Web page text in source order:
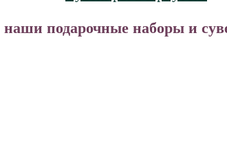
подарочные наборы и